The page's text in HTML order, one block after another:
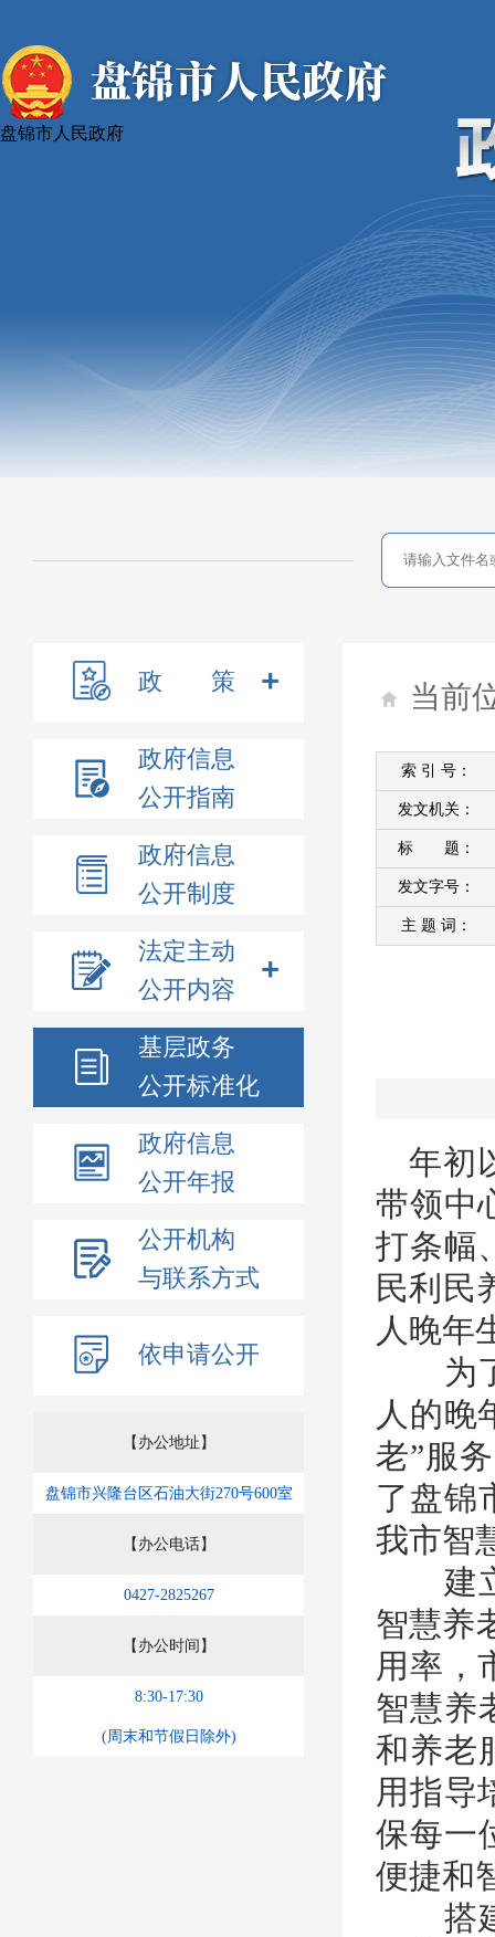
盘锦市人民政府
政 策
政府信息
公开指南
政府信息
公开制度
法定主动
公开内容
基层政务
公开标准化
政府信息
公开年报
公开机构
与联系方式
依申请公开
【办公地址】
盘锦市兴隆台区石油大街270号600室
【办公电话】
0427-2825267
【办公时间】
8:30-17:30
(周末和节假日除外)
当前
索 引 号：
发文机关：
标 题：
发文字号：
主 题 词：
年初
带领中
打条幅
民利民
人晚年
为了
人的晚
老”服
了盘锦
我市智
建立
智慧养
用率，
智慧养
和养老
用指导
保每一
便捷和
搭建